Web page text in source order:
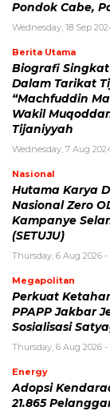
Pondok Cabe,
Wednesday, 18 Sep
Berita Utama
Biografi
Dalam Tarikat
“Machfuddin
Wakil
Tijaniyyah
Wednesday, 7 Aug
Nasional
Hutama Karya
Nasional Zero
Kampanye
(SETUJU)
Thursday, 6 Aug 2026 -
Megapolitan
Perkuat
PPAPP Jakbar
Sosialisasi
Thursday, 6 Aug 2026 -
Energy
Adopsi
21.865